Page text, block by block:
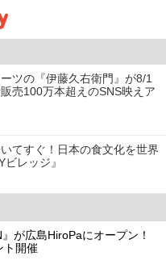
ツの『伊藤久右衛門』が8/1
売100万本超えのSNS映えア
てすぐ！日本の食文化を世界
レッジ』
が広島HiroPaにオープン！
ト開催